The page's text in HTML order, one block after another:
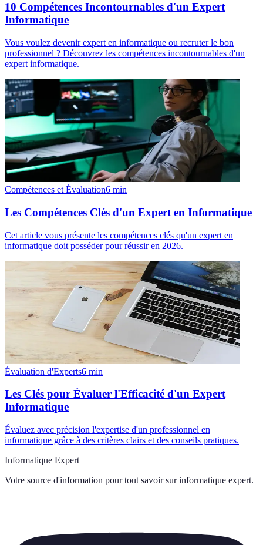
10 Compétences Incontournables d'un Expert
Informatique
Vous voulez devenir expert en informatique ou recruter le bon
professionnel ? Découvrez les compétences incontournables d'un
expert informatique.
Compétences et Évaluation6 min
Les Compétences Clés d'un Expert en Informatique
Cet article vous présente les compétences clés qu'un expert en
informatique doit posséder pour réussir en 2026.
Évaluation d'Experts6 min
Les Clés pour Évaluer l'Efficacité d'un Expert
Informatique
Évaluez avec précision l'expertise d'un professionnel en
informatique grâce à des critères clairs et des conseils pratiques.
Informatique Expert
Votre source d'information pour tout savoir sur informatique expert.